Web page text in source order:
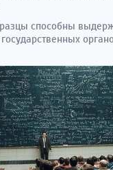
способны